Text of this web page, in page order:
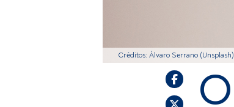
Créditos: Álvaro Serrano (Unsplash)
O